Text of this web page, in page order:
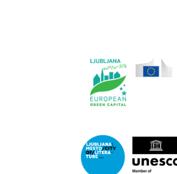
website
Ljubljana.si
-